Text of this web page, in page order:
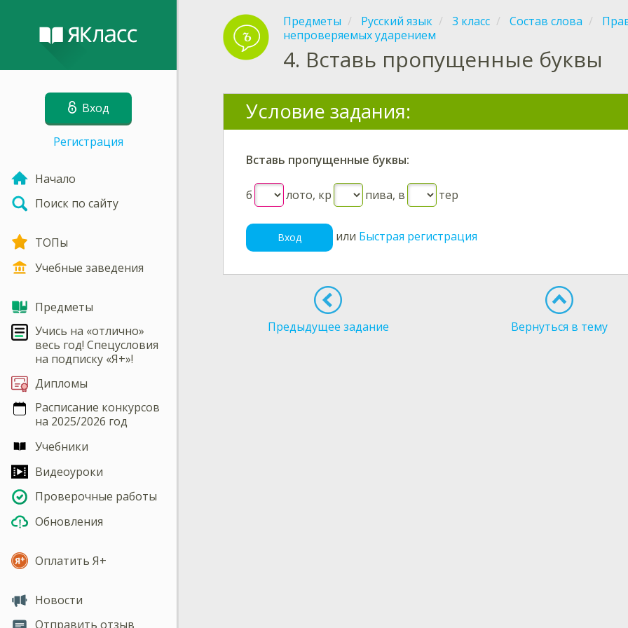
Вход
Регистрация
Начало
Поиск по сайту
ТОПы
Учебные заведения
Предметы
Учись на «отлично»
весь год! Спецусловия
на подписку «Я+»!
Дипломы
Расписание конкурсов
на 2025/2026 год
Учебники
Видеоуроки
Проверочные работы
Обновления
Оплатить Я+
Новости
Отправить отзыв
Предметы Русский язык 3 класс Состав слова
непроверяемых ударением
4. Вставь пропущенные буквы
Условие задания:
Вставь пропущенные буквы:
б лото, кр пива, в тер
Вход или Быстрая регистрация
Предыдущее задание Вернуться в тему